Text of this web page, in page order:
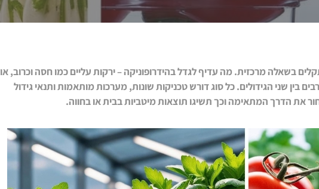
בשאלה מרכזית. מה עדיף לגדל בהידרופוניקה – ירקות עליים כמו חסה וכרוב, או
בין שני הגידולים. כל סוג דורש טכניקות שונות, מערכות מותאמות ותנאי גידול
את הדרך המתאימה וכך תשיגו תוצאות מיטביות בבית או בחווה.